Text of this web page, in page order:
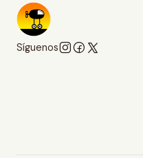
Síguenos